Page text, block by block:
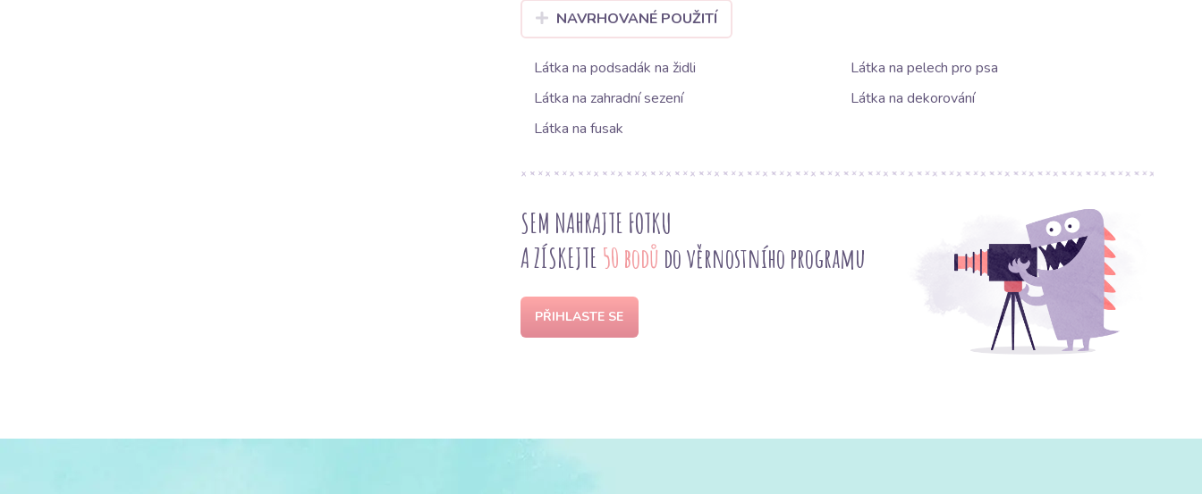
NAVRHOVANÉ POUŽITÍ
Látka na podsadák na židli
Látka na pelech pro psa
Látka na zahradní sezení
Látka na dekorování
Látka na fusak
SEM NAHRAJTE FOTKU
A ZÍSKEJTE 50 bodů do věrnostního programu
PŘIHLASTE SE